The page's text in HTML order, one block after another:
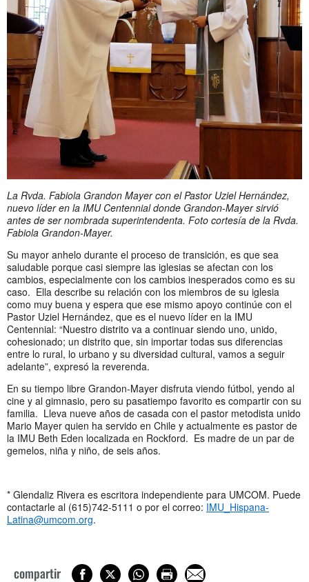
La Rvda. Fabiola Grandon Mayer con el Pastor Uziel Hernández,
nuevo líder en la IMU Centennial donde Grandon-Mayer sirvió
antes de ser nombrada superintendenta. Foto cortesía de la Rvda.
Fabiola Grandon-Mayer.
Su mayor anhelo durante el proceso de transición, es que sea
saludable porque casi siempre las iglesias se afectan con los
cambios, especialmente con los cambios inesperados como es su
caso. Ella describe su relación con los miembros de su iglesia
como muy buena y espera que ese mismo apoyo continúe con el
Pastor Uziel Hernández, que es el nuevo líder en la IMU
Centennial: “Nuestro distrito va a continuar siendo uno, unido,
cohesionado; un distrito que, sin importar todas sus diferencias
entre lo rural, lo urbano y su diversidad cultural, vamos a seguir
adelante”, expresó la reverenda.
En su tiempo libre Grandon-Mayer disfruta viendo fútbol, yendo al
cine y al gimnasio, pero su pasatiempo favorito es compartir con su
familia. Lleva nueve años de casada con el pastor metodista unido
Mario Mayer quien ha servido en Chile y actualmente es pastor de
la IMU Beth Eden localizada en Rockford. Es madre de un par de
gemelos, niña y niño, de seis años.
* Glendaliz Rivera es escritora independiente para UMCOM. Puede
contactarle al (615)742-5111 o por el correo: IMU_Hispana-
Latina@umcom.org.
compartir